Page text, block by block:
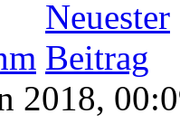
2018,